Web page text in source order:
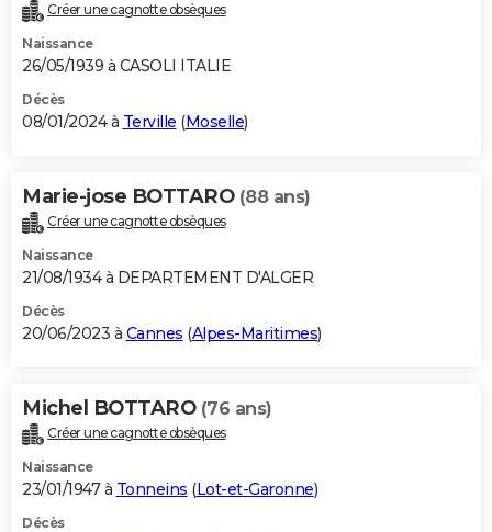
Créer une cagnotte obsèques
Naissance
26/05/1939 à CASOLI ITALIE
Décès
08/01/2024 à Terville (Moselle)
Marie-jose BOTTARO (88 ans)
Créer une cagnotte obsèques
Naissance
21/08/1934 à DEPARTEMENT D'ALGER
Décès
20/06/2023 à Cannes (Alpes-Maritimes)
Michel BOTTARO (76 ans)
Créer une cagnotte obsèques
Naissance
23/01/1947 à Tonneins (Lot-et-Garonne)
Décès